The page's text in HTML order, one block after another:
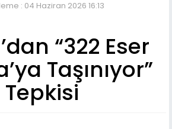
: 04 Haziran 2026 16:13
“322 Eser
Taşınıyor”
Tepkisi